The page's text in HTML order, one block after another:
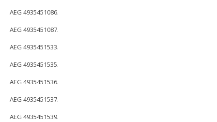
AEG 4935451086.
AEG 4935451087.
AEG 4935451533.
AEG 4935451535.
AEG 4935451536.
AEG 4935451537.
AEG 4935451539.